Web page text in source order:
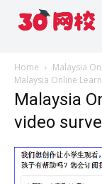
Home
Malaysia
Malaysia Online
Malaysia
video